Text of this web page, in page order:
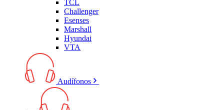
TCL
Challenger
Esenses
Marshall
Hyundai
VTA
Audífonos